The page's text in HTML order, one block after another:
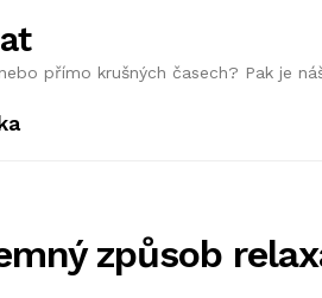
přímo krušných časech? Pak je
způsob